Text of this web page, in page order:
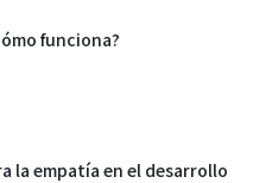
funciona?
la empatía en el desarrollo